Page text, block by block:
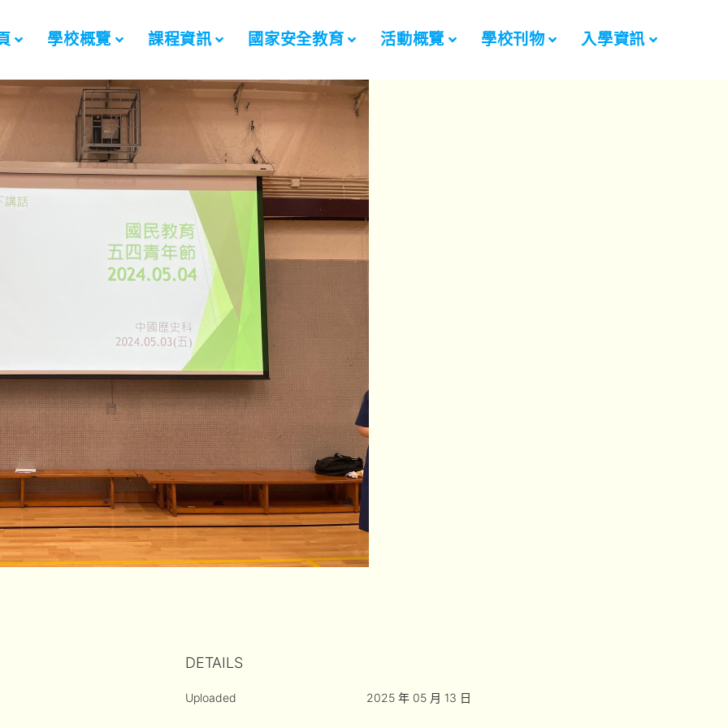
學校概覽 課程資訊 國家安全教育 活動概覽 學校刊物 入學資訊
DETAILS
Uploaded 2025 年 05 月 13 日